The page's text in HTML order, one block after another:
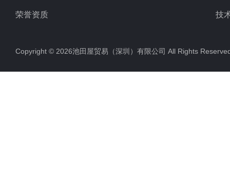
荣誉资质 技
Copyright © 2026池田屋贸易（深圳）有限公司 All Rights